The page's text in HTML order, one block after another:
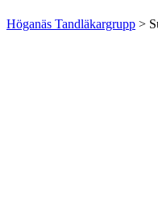
Höganäs Tandläkargrupp >